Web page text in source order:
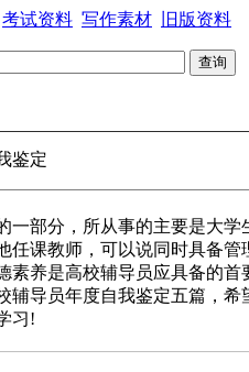
考试资料 写作素材 旧版资料
鉴定
部分，所从事的主要是大学
任课教师，可以说同时具备管
素养是高校辅导员应具备的首
辅导员年度自我鉴定五篇，希
习!